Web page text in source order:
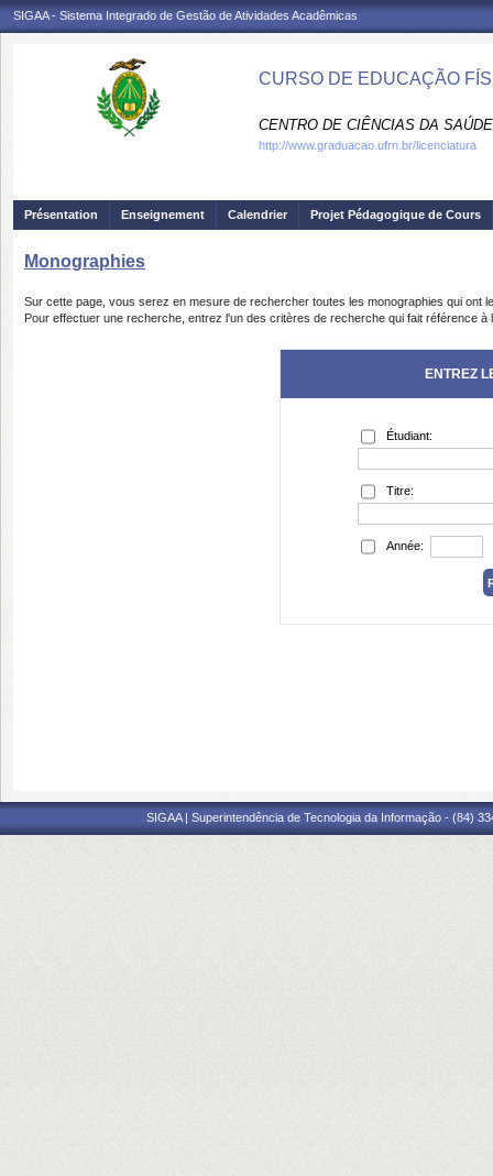
SIGAA - Sistema Integrado de Gestão de Atividades Acadêmicas
CURSO DE EDUCAÇÃO
CENTRO DE CIÊNCIAS DA
http://www.graduacao.ufrn.br/licenciatura
Présentation Enseignement Calendrier Projet Pédagogique de Cours
Monographies
Sur cette page, vous serez en mesure de rechercher toutes les monographies qui ont
Pour effectuer une recherche, entrez l'un des critères de recherche qui fait référence
ENTREZ
Étudiant:
Titre:
Année:
SIGAA | Superintendência de Tecnologia da Informação - (84)